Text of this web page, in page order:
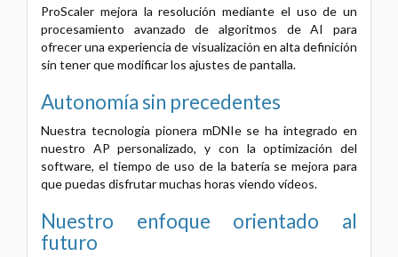
ProScaler mejora la resolución mediante el uso de un
procesamiento avanzado de algoritmos de AI para
ofrecer una experiencia de visualización en alta definición
sin tener que modificar los ajustes de pantalla.
Autonomía sin precedentes
Nuestra tecnología pionera mDNIe se ha integrado en
nuestro AP personalizado, y con la optimización del
software, el tiempo de uso de la batería se mejora para
que puedas disfrutar muchas horas viendo vídeos.
Nuestro enfoque orientado al
futuro